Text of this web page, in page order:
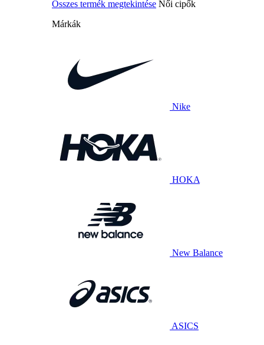
Összes termék megtekintése Női cipők
Márkák
Nike
HOKA
New Balance
ASICS